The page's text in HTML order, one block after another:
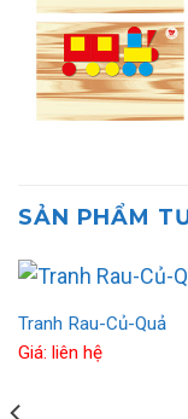
SẢN PHẨM
Tranh Rau-Củ-Quả
Giá: liên hệ